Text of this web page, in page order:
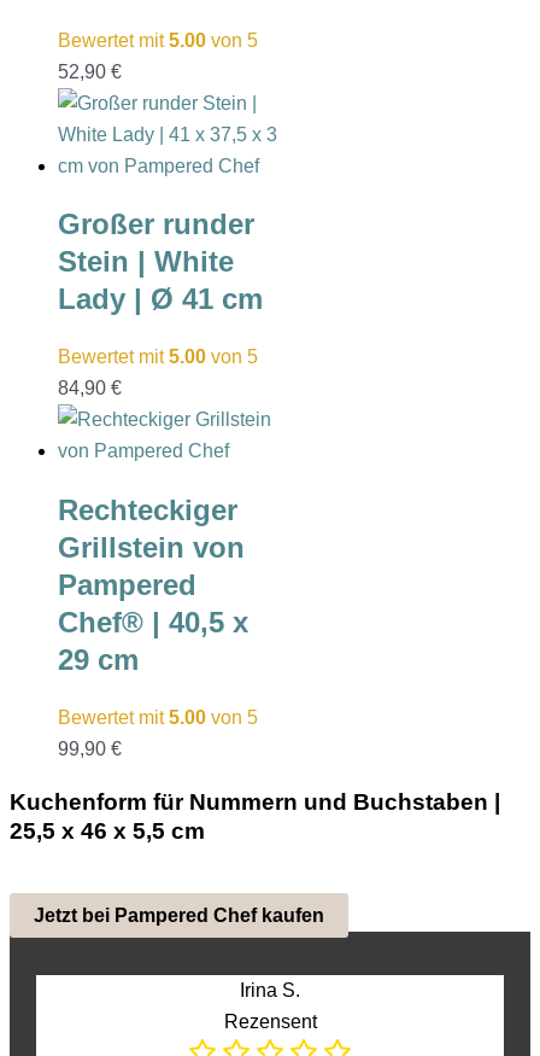
Bewertet mit5.00 von 5
52,90 €
Großer runder
Stein | White
Lady | Ø 41 cm
Bewertet mit5.00 von 5
84,90 €
Rechteckiger
Grillstein von
Pampered
Chef® | 40,5 x
29 cm
Bewertet mit5.00 von 5
99,90 €
Kuchenform für Nummern und Buchstaben |
25,5 x 46 x 5,5 cm
Jetzt bei Pampered Chef kaufen
Irina S.
Rezensent